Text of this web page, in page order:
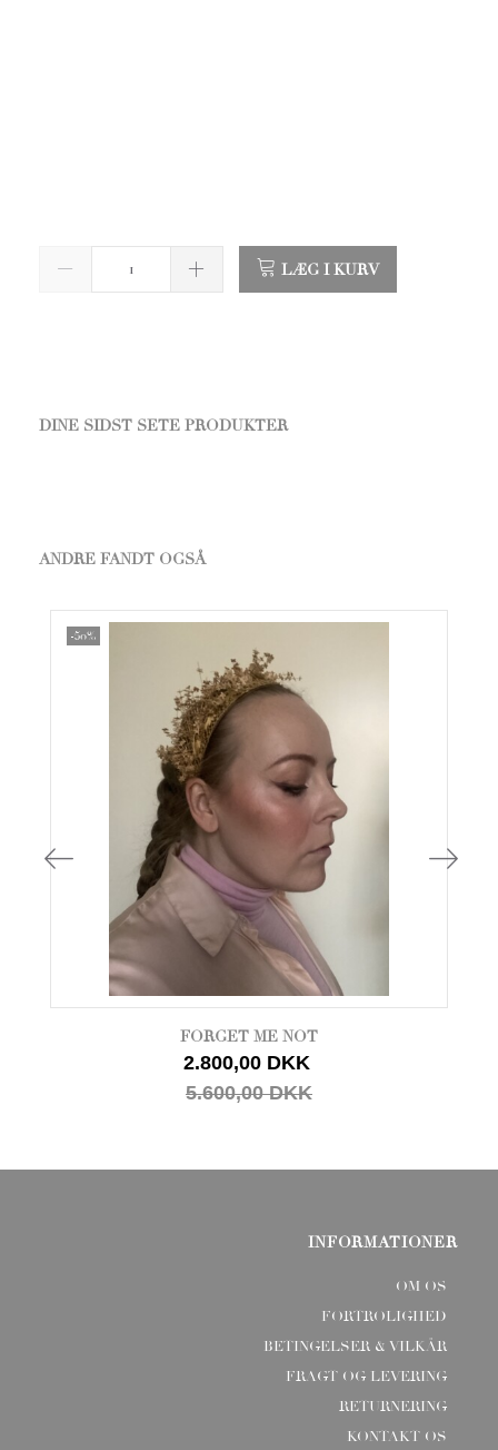
LÆG I KURV
DINE SIDST SETE PRODUKTER
ANDRE FANDT OGSÅ
-50%
FORGET ME NOT
2.800,00 DKK
5.600,00 DKK
INFORMATIONER
OM OS
FORTROLIGHED
BETINGELSER & VILKÅR
FRAGT OG LEVERING
RETURNERING
KONTAKT OS